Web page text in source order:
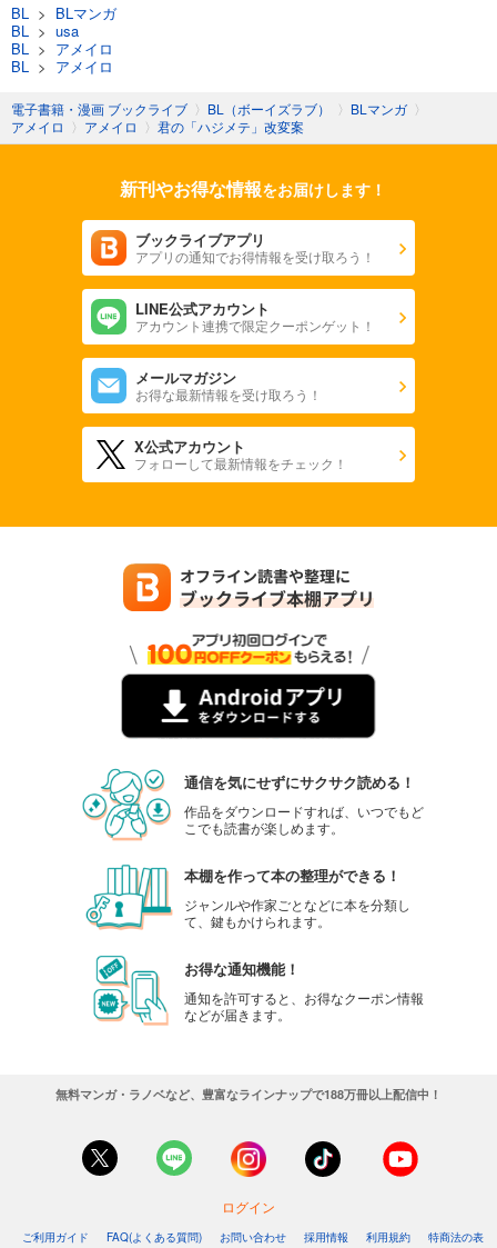
BL > BLマンガ
BL > usa
BL > アメイロ
BL > アメイロ
電子書籍・漫画 ブックライブ 〉 BL（ボーイズラブ） 〉 BLマンガ 〉
アメイロ 〉 アメイロ 〉 君の「ハジメテ」改変案
新刊やお得な情報をお届けします！
ブックライブアプリ
アプリの通知でお得情報を受け取ろう！
LINE公式アカウント
アカウント連携で限定クーポンゲット！
メールマガジン
お得な最新情報を受け取ろう！
X公式アカウント
フォローして最新情報をチェック！
通信を気にせずにサクサク読める！
作品をダウンロードすれば、いつでもど
こでも読書が楽しめます。
本棚を作って本の整理ができる！
ジャンルや作家ごとなどに本を分類し
て、鍵もかけられます。
お得な通知機能！
通知を許可すると、お得なクーポン情報
などが届きます。
無料マンガ・ラノベなど、豊富なラインナップで188万冊以上配信中！
ログイン
ご利用ガイド FAQ(よくある質問) お問い合わせ 採用情報 利用規約
特商法の表